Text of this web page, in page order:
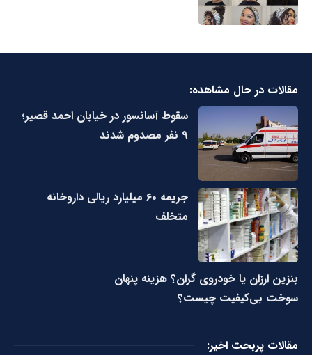
مقالات در حال مشاهده:
سقوط آسانسور در خیابان احمد قصیر؛
۹ نفر مصدوم شدند
جریمه ۶۰ میلیارد ریالی داروخانه
متخلف
بنزین ارزان یا خودروی گران؟ هزینه پنهان
سوخت بی‌کیفیت چیست؟
مقالات پربحت اخیر: